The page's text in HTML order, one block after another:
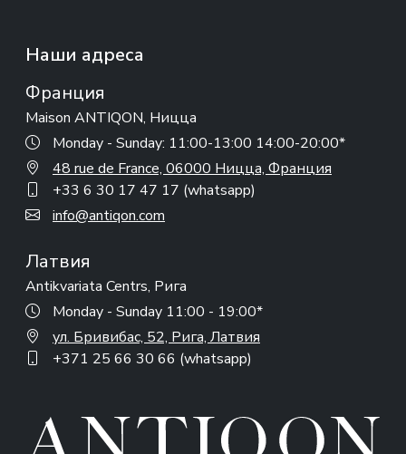
Наши адреса
Франция
Maison ANTIQON, Ницца
Monday - Sunday: 11:00-13:00 14:00-20:00*
48 rue de France, 06000 Ницца, Франция
+33 6 30 17 47 17 (whatsapp)
info@antiqon.com
Латвия
Antikvariata Centrs, Рига
Monday - Sunday 11:00 - 19:00*
ул. Бривибас, 52, Рига, Латвия
+371 25 66 30 66 (whatsapp)